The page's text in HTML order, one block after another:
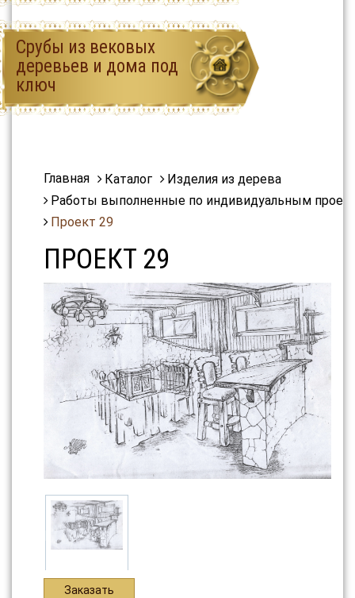
Срубы из вековых
деревьев и дома под
ключ
Главная Каталог
Изделия из дерева
Работы выполненные по индивидуальным
Проект 29
ПРОЕКТ 29
Заказать